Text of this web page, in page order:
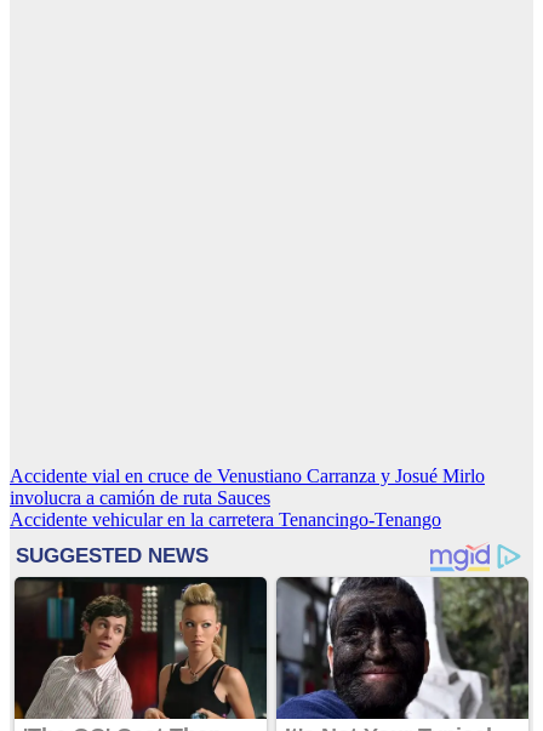
Navegación
de
entradas
Accidente vial en cruce de Venustiano Carranza y Josué Mirlo
involucra a camión de ruta Sauces
Accidente vehicular en la carretera Tenancingo-Tenango